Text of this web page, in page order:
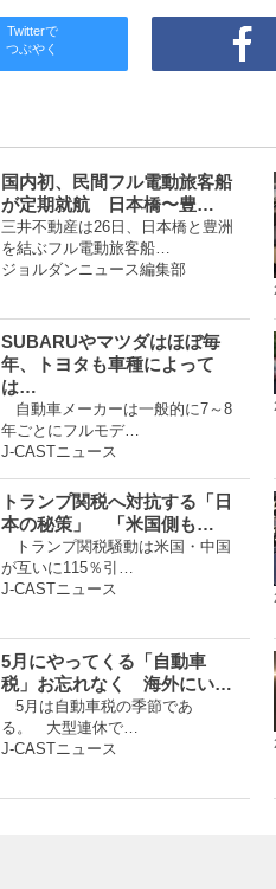
Twitterで
つぶやく
国内初、民間フル電動旅客船
が定期就航 日本橋〜豊…
三井不動産は26日、日本橋と豊洲
を結ぶフル電動旅客船…
ジョルダンニュース編集部
SUBARUやマツダはほぼ毎
年、トヨタも車種によって
は…
自動車メーカーは一般的に7～8
年ごとにフルモデ…
J-CASTニュース
トランプ関税へ対抗する「日
本の秘策」 「米国側も…
トランプ関税騒動は米国・中国
が互いに115％引…
J-CASTニュース
5月にやってくる「自動車
税」お忘れなく 海外にい…
5月は自動車税の季節であ
る。 大型連休で…
J-CASTニュース